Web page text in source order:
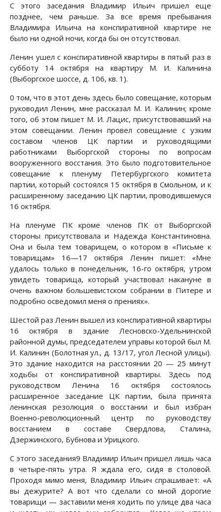
С этого заседания Владимир Ильич пришел еще
позднее, чем раньше. За все время пребывания
Владимира Ильича на конспиративной квартире не
было ни одной ночи, когда бы он отсутствовал.
Ленин ушел с конспиративной квартиры в пятый раз в
субботу 14 октября на квартиру М. И. Калинина
(Выборгское шоссе, д. 106, кв. 1).
0 том, что в этот день здесь было совещание, которым
руководил Ленин, мне рассказал М. И. Калинин; кроме
того, об этом пишет М. И. Лацис, присутствовавший на
этом совещании. Ленин провел совещание с узким
составом членов ЦК партии и руководящими
работниками Выборгской стороны по вопросам
вооруженного восстания. Это было подготовительное
совещание к пленуму Петербургского комитета
партии, который состоялся 15 октября в Смольном, и к
расширенному заседанию ЦК партии, проводившемуся
16 октября.
На пленуме ПК кроме членов ПК от Выборгской
стороны присутствовала и Надежда Константиновна.
Она и была тем товарищем, о котором в «Письме к
товарищам» 16—17 октября Ленин пишет: «Мне
удалось только в понедельник, 16-го октября, утром
увидеть товарища, который участвовал накануне в
очень важном большевистском собрании в Питере и
подробно осведомил меня о прениях».
Шестой раз Ленин вышел из конспиративной квартиры
16 октября в здание Лесновско-Удельнинской
районной думы, председателем управы которой был М.
И. Калинин (Болотная ул., д. 13/17, угол Лесной улицы).
Это здание находится на расстоянии 20 — 25 минут
ходьбы от конспиративной квартиры. Здесь под
руководством Ленина 16 октября состоялось
расширенное заседание ЦК партии, была принята
ленинская резолюция о восстании и был избран
Военно-революционный центр по руководству
восстанием в составе Свердлова, Сталина,
Дзержинского, Бубнова и Урицкого.
С этого заседания9 Владимир Ильич пришел лишь часа
в четыре-пять утра. Я ждала его, сидя в столовой.
Проходя мимо меня, Владимир Ильич спрашивает: «А
вы дежурите? А вот что сделали со мной дорогие
товарищи — заставили меня ходить по улице два часа